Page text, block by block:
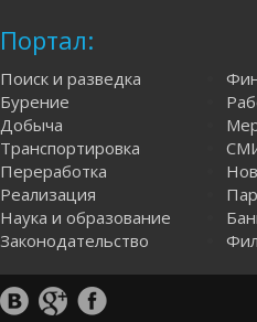
Портал:
Поиск и разведка
Бурение
Добыча
Транспортировка
Переработка
Реализация
Наука и образование
Законодательство